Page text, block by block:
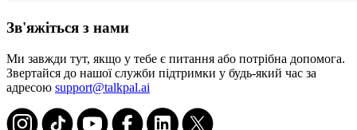
Зв'яжіться з нами
Ми завжди тут, якщо у тебе є питання або потрібна допомога.
Звертайся до нашої служби підтримки у будь-який час за
адресою support@talkpal.ai